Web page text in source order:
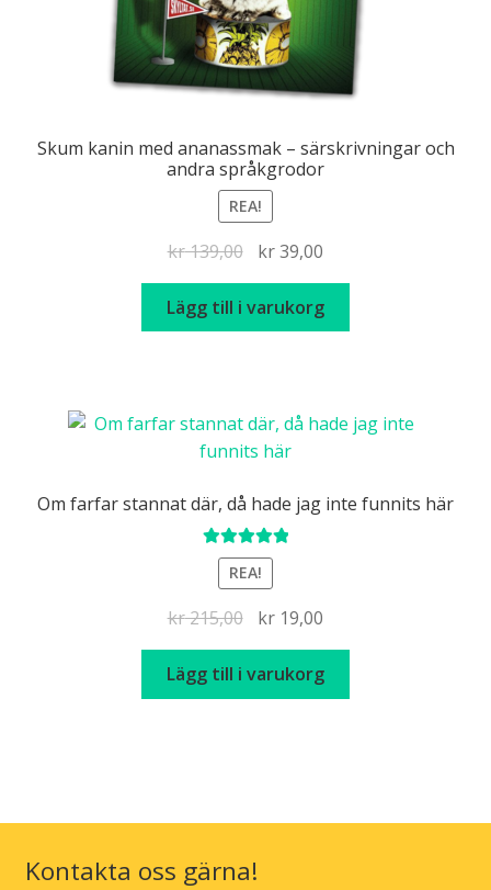
Skum kanin med ananassmak – särskrivningar och
andra språkgrodor
REA!
kr139,00
Det
ursprungliga
priset
var:
kr39,00
nuvarande
priset
är:
Lägg till i varukorg
Om farfar stannat där, då hade jag inte funnits här
Betygsatt
5.00av 5
REA!
kr215,00
Det
ursprungliga
priset
var:
kr 19,00
nuvarande
priset
är:
Lägg till i varukorg
Kontakta oss gärna!